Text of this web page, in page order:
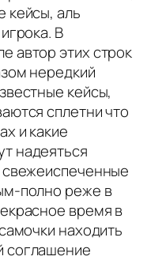
кейсы, аль
В
автор этих строк
нередкий
кейсы,
сплетни что
и какие
надеяться
полно реже в
время в
находить
соглашение